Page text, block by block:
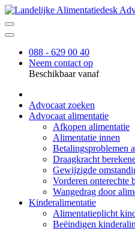
088 - 629 00 40
Neem contact op
Beschikbaar vanaf
Advocaat zoeken
Advocaat alimentatie
Afkopen alimentatie
Alimentatie innen
Betalingsproblemen
Draagkracht
Gewijzigde
Vorderen onterechte
Wangedrag door
Kinderalimentatie
Alimentatieplicht
Beëindigen